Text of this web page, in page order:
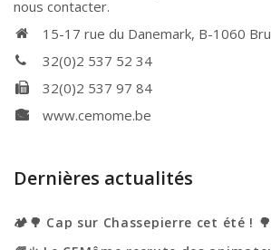
nous contacter.
15-17 rue du Danemark, B-1060
32(0)2 537 52 34
32(0)2 537 97 84
www.cemome.be
Dernières actualités
🏕️🌳 Cap sur Chassepierre cet été !